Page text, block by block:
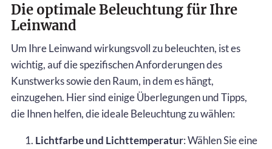
Die optimale Beleuchtung für Ihre
Leinwand
Um Ihre Leinwand wirkungsvoll zu beleuchten, ist es
wichtig, auf die spezifischen Anforderungen des
Kunstwerks sowie den Raum, in dem es hängt,
einzugehen. Hier sind einige Überlegungen und Tipps,
die Ihnen helfen, die ideale Beleuchtung zu wählen:
Lichtfarbe und Lichttemperatur: Wählen Sie eine